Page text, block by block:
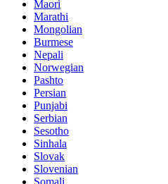
Maori
Marathi
Mongolian
Burmese
Nepali
Norwegian
Pashto
Persian
Punjabi
Serbian
Sesotho
Sinhala
Slovak
Slovenian
Somali